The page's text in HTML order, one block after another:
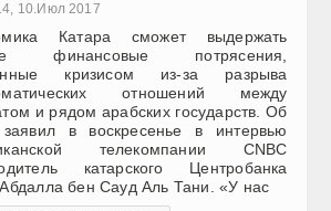
10.Июл 2017
Катара сможет выдержать
финансовые потрясения,
кризисом из-за разрыва
отношений между
и рядом арабских государств. Об
в воскресенье в интервью
телекомпании CNBC
катарского Центробанка
бен Сауд Аль Тани. «У нас